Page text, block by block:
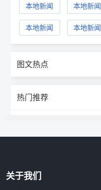
本地新闻 本地新闻
本地新闻 本地新闻
图文热点
热门推荐
关于我们